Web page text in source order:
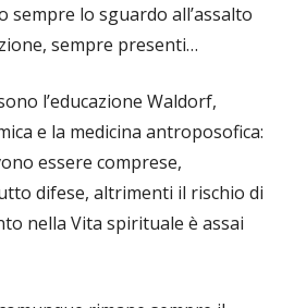
sempre lo sguardo all’assalto
sempre presenti…
l’educazione Waldorf,
e la medicina antroposofica:
essere comprese,
difese, altrimenti il rischio di
nella Vita spirituale è assai